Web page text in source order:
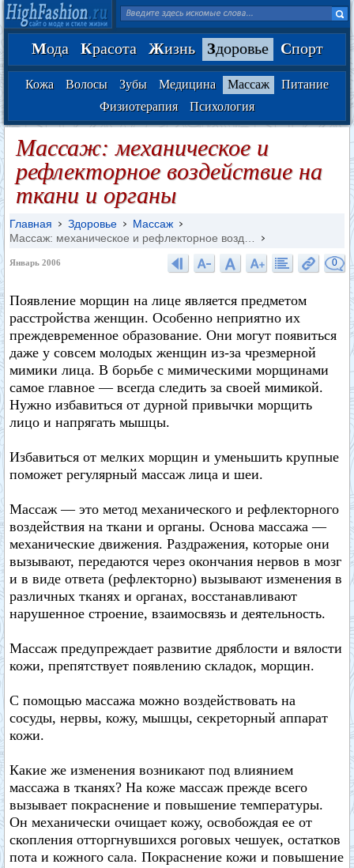
Мода Красота Жизнь Здоровье Спорт
Кожа Волосы Зубы Медицина Массаж
Питание
Физиотерапия
Психология
Массаж: механическое и
рефлекторное воздействие на
ткани и органы
Главная Здоровье
Массаж
Массаж: механическое и рефлекторное возд…
Январь 2006 0
Появление морщин на лице является предметом
расстройства женщин. Особенно неприятно их
преждевременное образование. Они могут появиться
даже у совсем молодых женщин из-за чрезмерной
мимики лица. В борьбе с мимическими морщинами
самое главное — всегда следить за своей мимикой.
Нужно избавиться от дурной привычки морщить
лицо и напрягать мышцы.
Избавиться от мелких морщин и уменьшить крупные
поможет регулярный массаж лица и шеи.
Массаж — это метод механического и рефлекторного
воздействия на ткани и органы. Основа массажа —
механические движения. Раздражения, которые они
вызывают, передаются через окончания нервов в мозг
и в виде ответа (рефлекторно) вызывают изменения в
различных тканях и органах, восстанавливают
нарушенное строение, взаимосвязь и деятельность.
Массаж предупреждает развитие дряблости и вялости
кожи, препятствует появлению складок, морщин.
С помощью массажа можно воздействовать на
сосуды, нервы, кожу, мышцы, секреторный аппарат
кожи.
Какие же изменения возникают под влиянием
массажа в тканях? На коже массаж прежде всего
вызывает покраснение и повышение температуры.
Он механически очищает кожу, освобождая ее от
скопления отторгнувшихся роговых чешуек, остатков
пота и кожного сала. Покраснение кожи и повышение